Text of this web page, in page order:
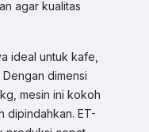
agar kualitas
ideal untuk kafe,
dimensi
mesin ini kokoh
dipindahkan. ET-